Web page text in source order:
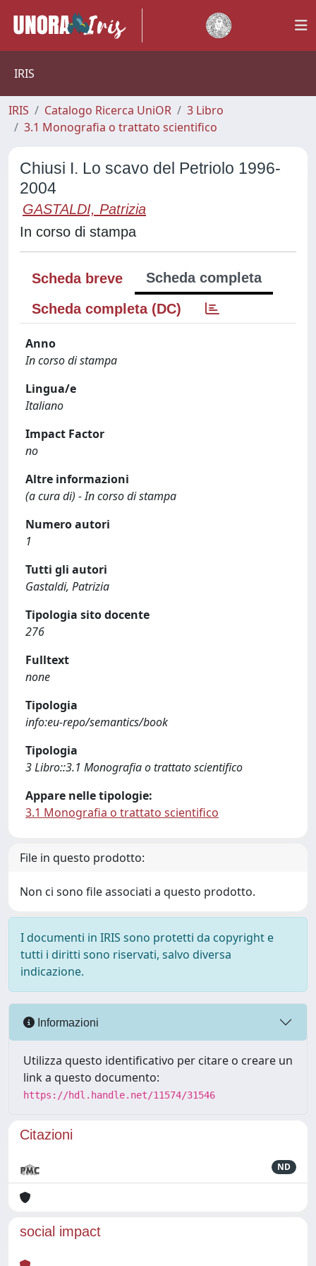
IRIS
IRIS Catalogo Ricerca UniOR
3 Libro
3.1 Monografia o trattato scientifico
Chiusi I. Lo scavo del Petriolo 1996-
2004
GASTALDI, Patrizia
In corso di stampa
Scheda breve
Scheda completa
Scheda completa (DC)
Anno
In corso di stampa
Lingua/e
Italiano
Impact Factor
no
Altre informazioni
(a cura di) - In corso di stampa
Numero autori
1
Tutti gli autori
Gastaldi, Patrizia
Tipologia sito docente
276
Fulltext
none
Tipologia
info:eu-repo/semantics/book
Tipologia
3 Libro::3.1 Monografia o trattato scientifico
Appare nelle tipologie:
3.1 Monografia o trattato scientifico
File in questo prodotto:
Non ci sono file associati a questo prodotto.
I documenti in IRIS sono protetti da copyright e
tutti i diritti sono riservati, salvo diversa
indicazione.
Informazioni
Utilizza questo identificativo per citare o creare un
link a questo documento:
https://hdl.handle.net/11574/31546
Citazioni
ND
social impact